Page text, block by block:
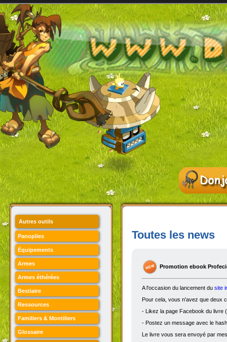
Autres outils
Panoplies
Équipements
Armes
Armes éthérées
Bestiaire
Ressources
Familiers & Montiliers
Glossaire
Toutes les news
Promotion ebook
A l'occasion du lancement du site
Pour cela, vous n'avez que deux
- Likez la page Facebook du livre (
- Postez un message avec le
Le livre vous sera envoyé par